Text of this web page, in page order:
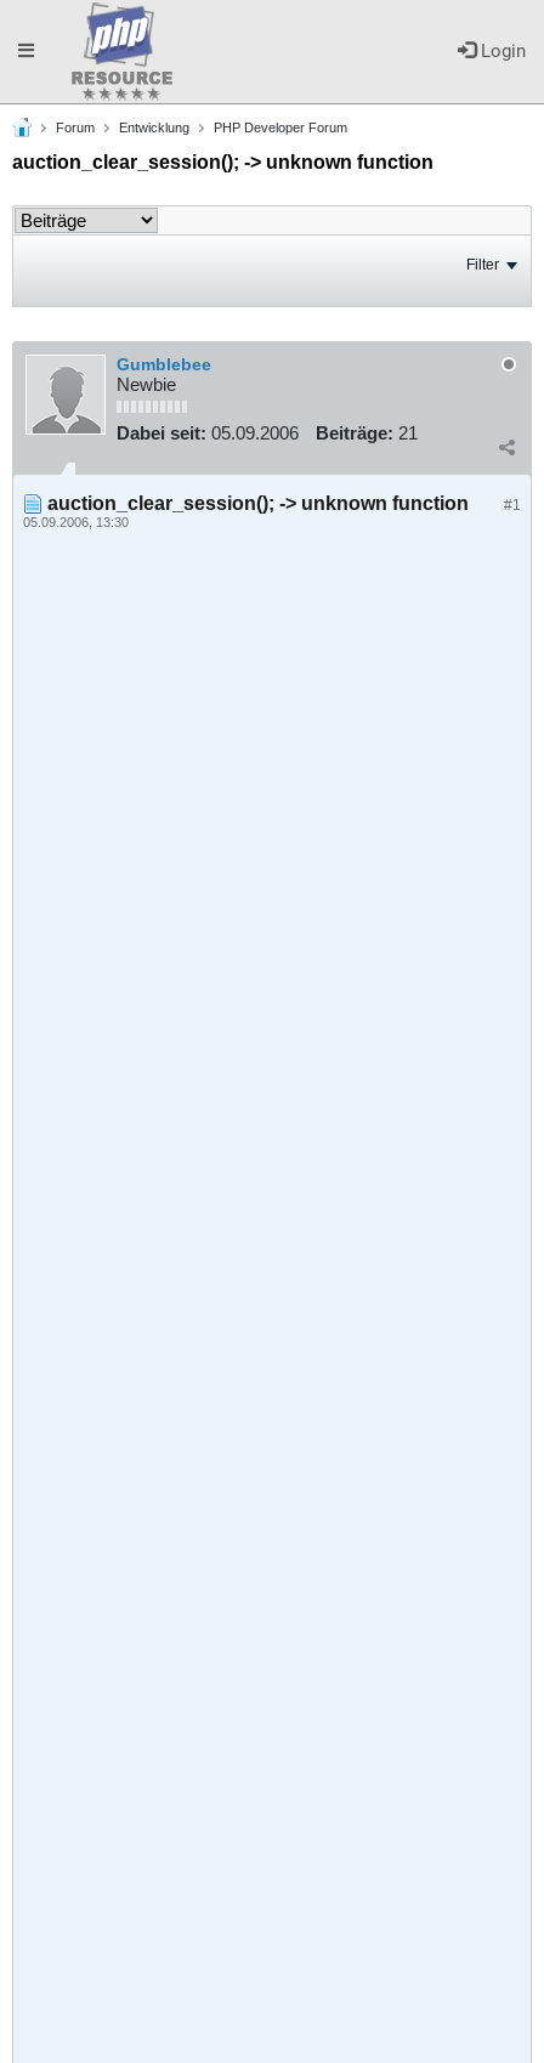
Login
Toggle
navigation
Forum Entwicklung PHP Developer Forum
auction_clear_session(); -> unknown function
Filter
Gumblebee
Newbie
Dabei seit: 05.09.2006 Beiträge: 21
#1
auction_clear_session(); -> unknown function
05.09.2006, 13:30